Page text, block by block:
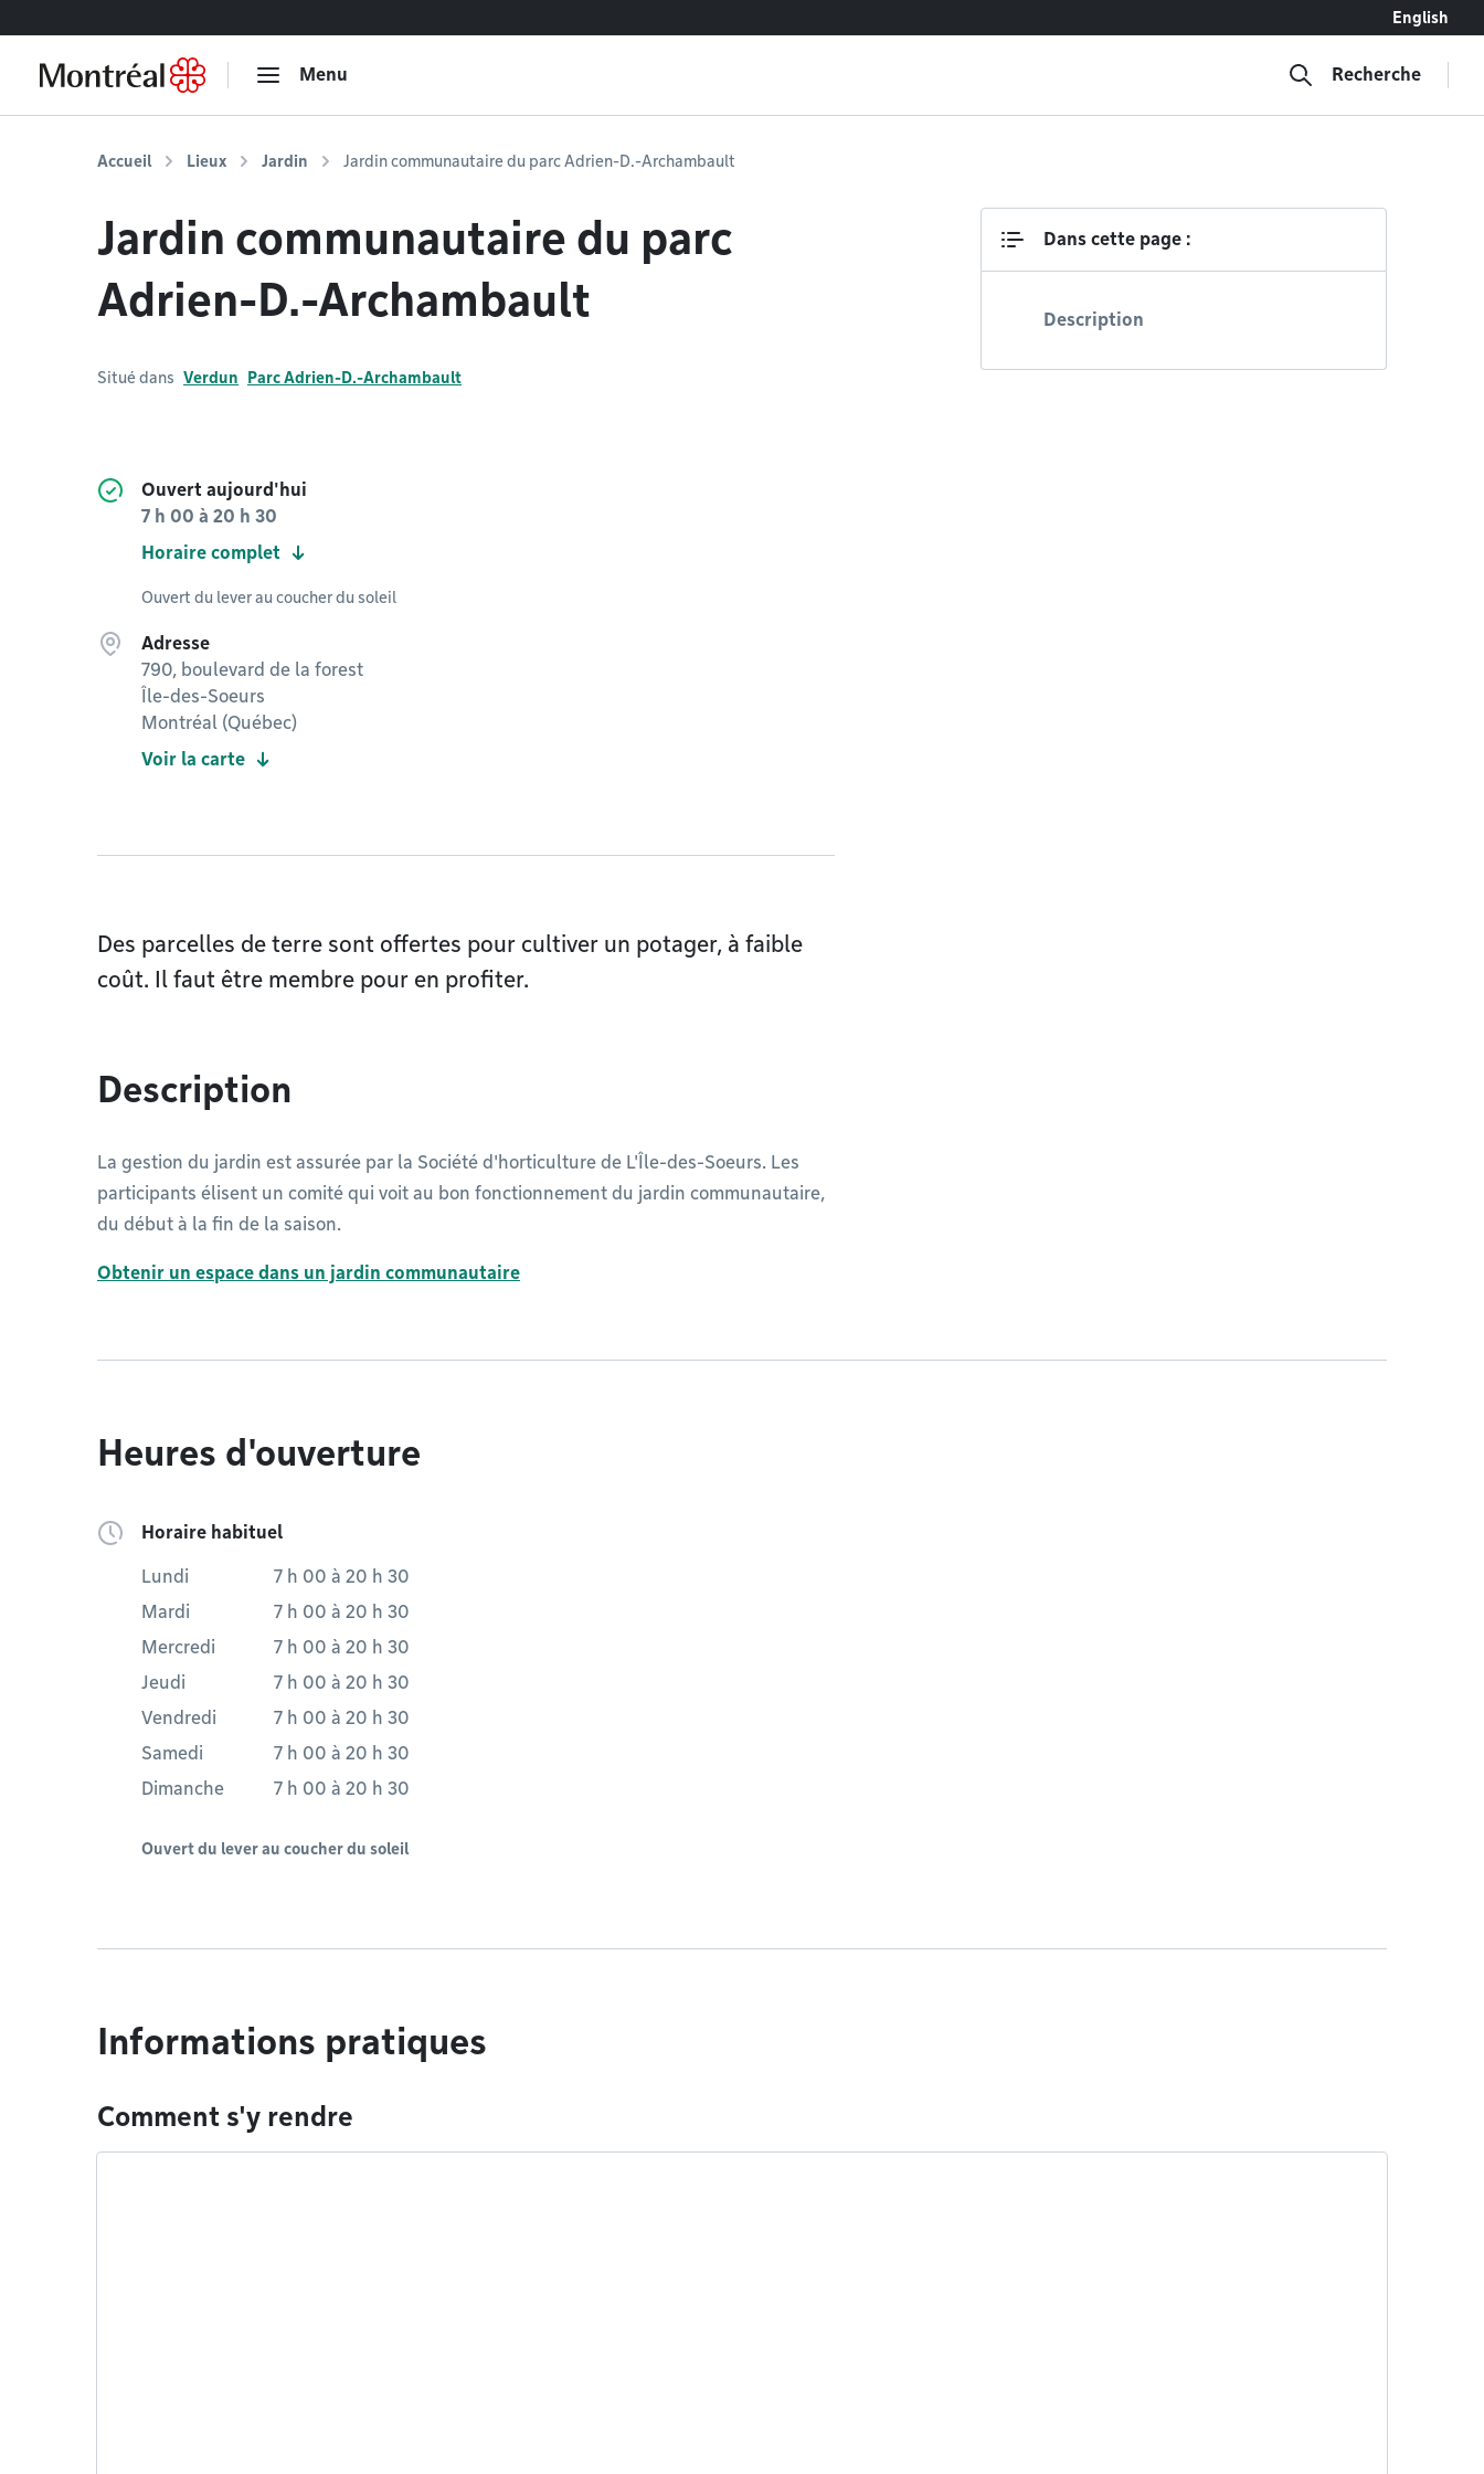
English
Menu Recherche
Accueil Lieux Jardin Jardin communautaire du parc Adrien-D.-Archambault
Jardin communautaire du parc
Adrien-D.-Archambault
Situé dans Verdun Parc Adrien-D.-Archambault
Ouvert aujourd'hui
7 h 00 à 20 h 30
Horaire complet
Ouvert du lever au coucher du soleil
Adresse
790, boulevard de la forest
Île-des-Soeurs
Montréal (Québec)
Voir la carte
Dans cette page :
Description
Des parcelles de terre sont offertes pour cultiver un potager, à faible
coût. Il faut être membre pour en profiter.
Description
La gestion du jardin est assurée par la Société d'horticulture de L'Île-des-Soeurs. Les
participants élisent un comité qui voit au bon fonctionnement du jardin communautaire,
du début à la fin de la saison.
Obtenir un espace dans un jardin communautaire
Heures d'ouverture
Horaire habituel
Lundi 7 h 00 à 20 h 30
Mardi
7 h 00 à 20 h 30
Mercredi
7 h 00 à 20 h 30
Jeudi
7 h 00 à 20 h 30
Vendredi
7 h 00 à 20 h 30
Samedi
7 h 00 à 20 h 30
Dimanche
7 h 00 à 20 h 30
Ouvert du lever au coucher du soleil
Informations pratiques
Comment s'y rendre